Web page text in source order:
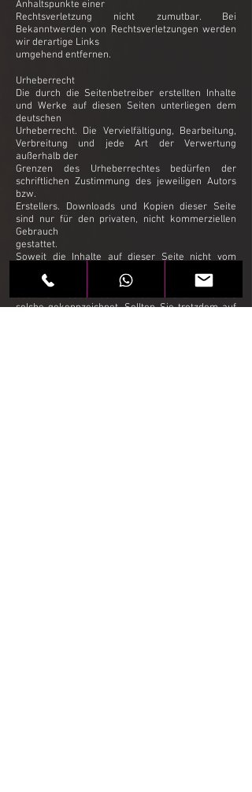
Anhaltspunkte einer
Rechtsverletzung nicht zumutbar. Bei
Bekanntwerden von Rechtsverletzungen werden
wir derartige Links
umgehend entfernen.
Urheberrecht
Die durch die Seitenbetreiber erstellten Inhalte
und Werke auf diesen Seiten unterliegen dem
deutschen
Urheberrecht. Die Vervielfältigung, Bearbeitung,
Verbreitung und jede Art der Verwertung
außerhalb der
Grenzen des Urheberrechtes bedürfen der
schriftlichen Zustimmung des jeweiligen Autors
bzw.
Erstellers. Downloads und Kopien dieser Seite
sind nur für den privaten, nicht kommerziellen
Gebrauch
gestattet.
Soweit die Inhalte auf dieser Seite nicht vom
Urheberrechte Dritter
beachtet. Insbesondere werden Inhalte Dritter als
solche gekennzeichnet. Sollten Sie trotzdem auf